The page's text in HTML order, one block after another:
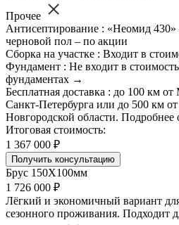
Прочее
Антисептирование : «Неомид
черновой пол – по акции
Сборка на участке : Входит в
Фундамент : Не входит в
фундаментах →
Бесплатная доставка : до 100 км
Санкт-Петербурга или до 500 км
Новгородской области. Подробнее
Итоговая стоимость:
1 367 000 ₽
Получить консультацию
Брус 150Х100мм
1 726 000 ₽
Лёгкий и экономичный вариант
сезонного проживания. Подходит